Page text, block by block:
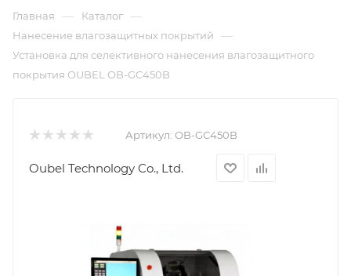
Главная — Каталог —
Нанесение влагозащитных покрытий —
Установка для селективного нанесения влагозащитного
покрытия OUBEL OB-GC450B
Артикул: OB-GC450B
Oubel Technology Co., Ltd.